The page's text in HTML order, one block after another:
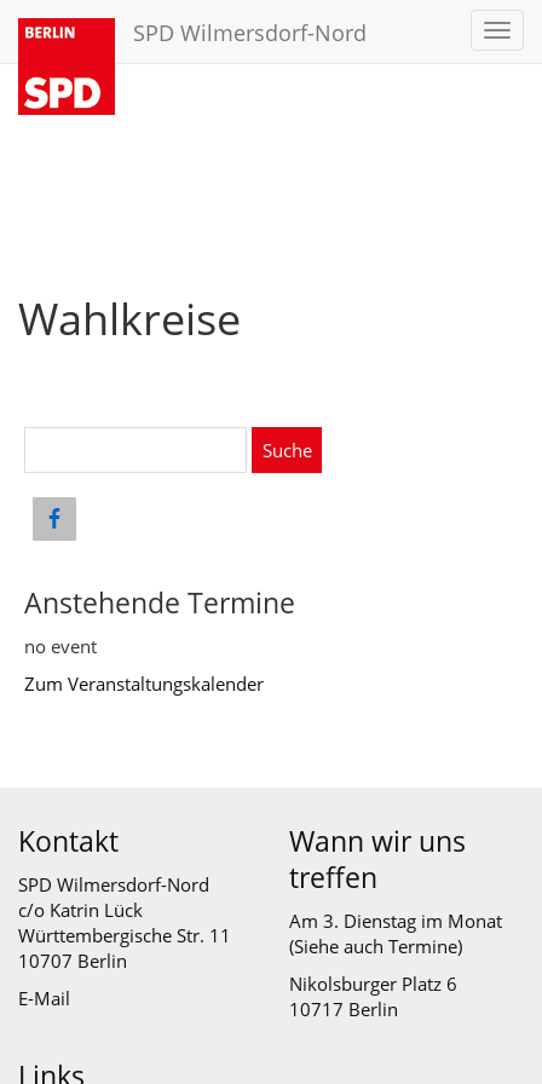
SPD Wilmersdorf-Nord
Wahlkreise
Anstehende Termine
no event
Zum Veranstaltungskalender
Kontakt
SPD Wilmersdorf-Nord
c/o Katrin Lück
Württembergische Str. 11
10707 Berlin
E-Mail
Wann wir uns
treffen
Am 3. Dienstag im Monat
(Siehe auch Termine)
Nikolsburger Platz 6
10717 Berlin
Links